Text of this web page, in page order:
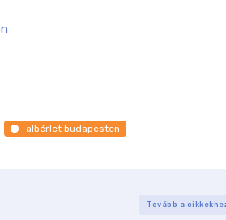
albérlet budapesten
Tovább a